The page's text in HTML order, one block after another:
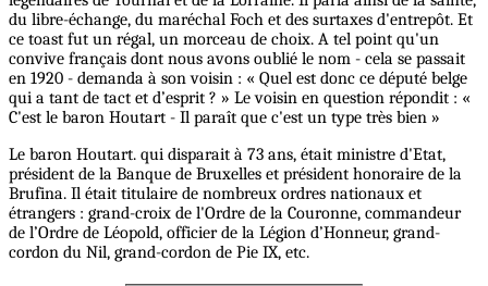
du libre-échange, du maréchal Foch et des surtaxes d'entrepôt. Et
ce toast fut un régal, un morceau de choix. A tel point qu'un
convive français dont nous avons oublié le nom - cela se passait
en 1920 - demanda à son voisin : « Quel est donc ce député belge
qui a tant de tact et d’esprit ? » Le voisin en question répondit : «
C'est le baron Houtart - Il paraît que c'est un type très bien »
Le baron Houtart. qui disparait à 73 ans, était ministre d'Etat,
président de la Banque de Bruxelles et président honoraire de la
Brufina. Il était titulaire de nombreux ordres nationaux et
étrangers : grand-croix de l'Ordre de la Couronne, commandeur
de l’Ordre de Léopold, officier de la Légion d’Honneur, grand-
cordon du Nil, grand-cordon de Pie IX, etc.